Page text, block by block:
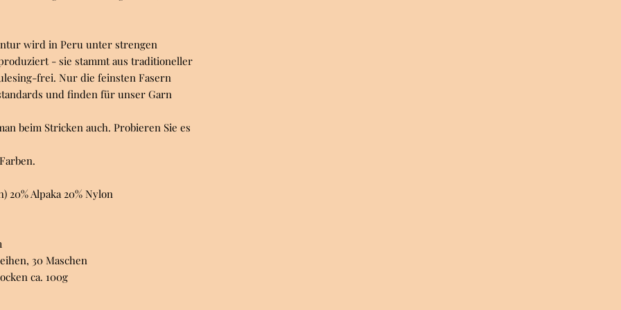
wird in Peru unter strengen
- sie stammt aus traditioneller
frei. Nur die feinsten Fasern
und finden für unser Garn
beim Stricken auch. Probieren Sie es
20% Alpaka 20% Nylon
30 Maschen
ca. 100g